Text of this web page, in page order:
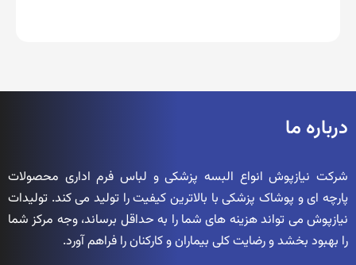
درباره ما
شرکت نیازپوش انواع البسه پزشکی و لباس فرم اداری محصولات
پارچه ای و پوشاک پزشکی با بالاترین کیفیت را تولید می کند. تولیدات
نیازپوش می تواند هزینه های شما را به حداقل برساند، وجه مرکز شما
را بهبود بخشد و رضایت کلی بیماران و کارکنان را فراهم آورد.